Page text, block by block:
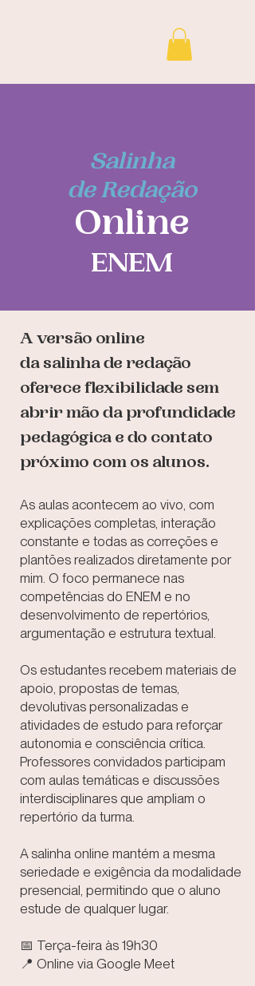
Salinha
de Redação
Online
ENEM
A versão online
da salinha de redação
oferece flexibilidade sem
abrir mão da profundidade
pedagógica e do contato
próximo com os alunos.
As aulas acontecem ao vivo, com
explicações completas, interação
constante e todas as correções e
plantões realizados diretamente por
mim. O foco permanece nas
competências do ENEM e no
desenvolvimento de repertórios,
argumentação e estrutura textual.
Os estudantes recebem materiais de
apoio, propostas de temas,
devolutivas personalizadas e
atividades de estudo para reforçar
autonomia e consciência crítica.
Professores convidados participam
com aulas temáticas e discussões
interdisciplinares que ampliam o
repertório da turma.
A salinha online mantém a mesma
seriedade e exigência da modalidade
presencial, permitindo que o aluno
estude de qualquer lugar.
📅 Terça-feira às 19h30
📍 Online via Google Meet